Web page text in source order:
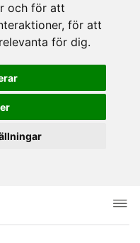
och för att
, för att
för dig.